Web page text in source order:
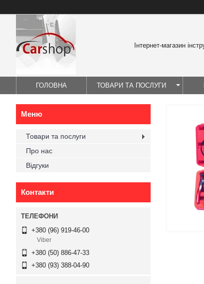
Інтернет-магазин
ГОЛОВНА ТОВАРИ ТА ПОСЛУГИ
Товари та послуги
Про нас
Відгуки
Контакти
+380 (96) 919-46-00
Viber
+380 (50) 886-47-33
+380 (93) 388-04-90